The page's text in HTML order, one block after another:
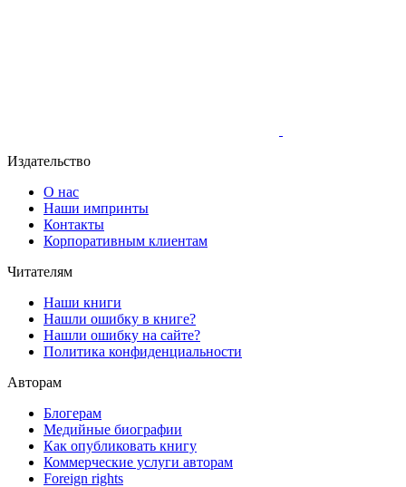
Издательство
О нас
Наши импринты
Контакты
Корпоративным клиентам
Читателям
Наши книги
Нашли ошибку в книге?
Нашли ошибку на сайте?
Политика конфиденциальности
Авторам
Блогерам
Медийные биографии
Как опубликовать книгу
Коммерческие услуги авторам
Foreign rights